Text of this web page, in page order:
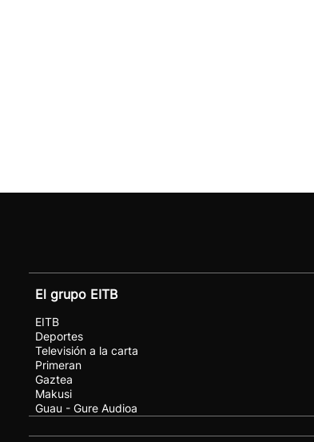
El grupo EITB
EITB
Deportes
Televisión a la carta
Primeran
Gaztea
Makusi
Guau - Gure Audioa